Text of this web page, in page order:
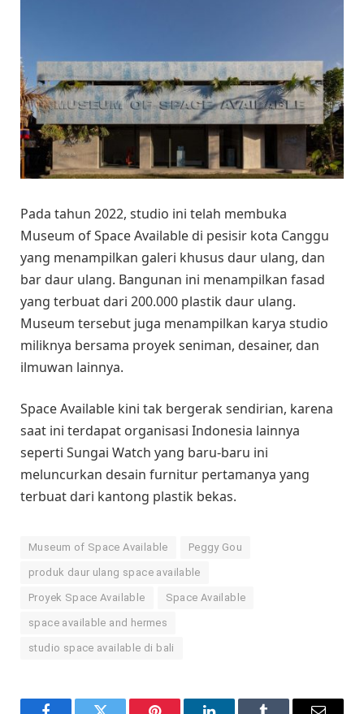
Pada tahun 2022, studio ini telah membuka
Museum of Space Available di pesisir kota Canggu
yang menampilkan galeri khusus daur ulang, dan
bar daur ulang. Bangunan ini menampilkan fasad
yang terbuat dari 200.000 plastik daur ulang.
Museum tersebut juga menampilkan karya studio
miliknya bersama proyek seniman, desainer, dan
ilmuwan lainnya.
Space Available kini tak bergerak sendirian, karena
saat ini terdapat organisasi Indonesia lainnya
seperti Sungai Watch yang baru-baru ini
meluncurkan desain furnitur pertamanya yang
terbuat dari kantong plastik bekas.
Museum of Space Available Peggy Gou
produk daur ulang space available
Proyek Space Available Space Available
space available and hermes
studio space available di bali